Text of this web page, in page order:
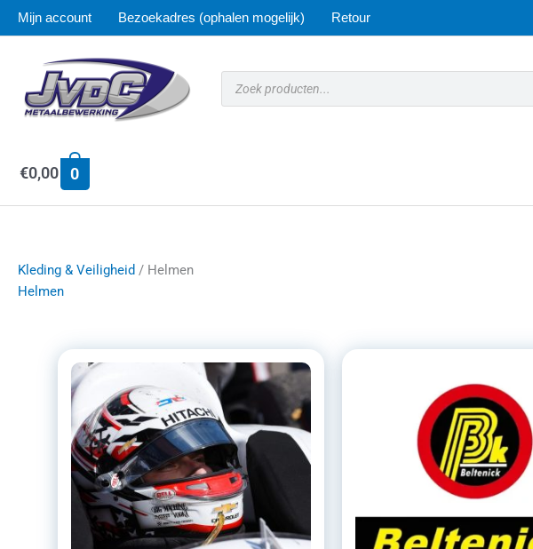
Mijn account Bezoekadres (ophalen mogelijk) Retour
zoeken
€0,00 0
Kleding & Veiligheid / Helmen
Helmen